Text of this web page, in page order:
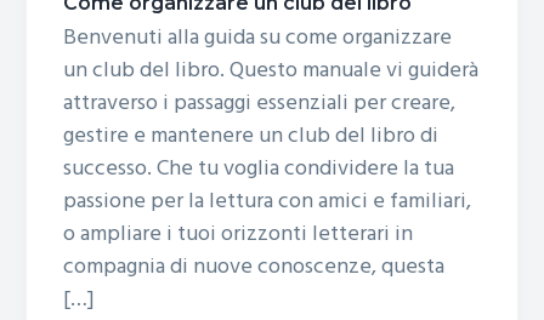
di
Benvenuti alla guida su come organizzare
un club del libro. Questo manuale vi guiderà
attraverso i passaggi essenziali per creare,
gestire e mantenere un club del libro di
successo. Che tu voglia condividere la tua
passione per la lettura con amici e familiari,
o ampliare i tuoi orizzonti letterari in
compagnia di nuove conoscenze, questa
[…]